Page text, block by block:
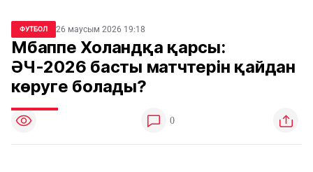
ФУТБОЛ 26 маусым 2026 19:18
Мбаппе Холандқа қарсы:
ӘЧ-2026 басты матчтерін қайдан
көруге болады?
0